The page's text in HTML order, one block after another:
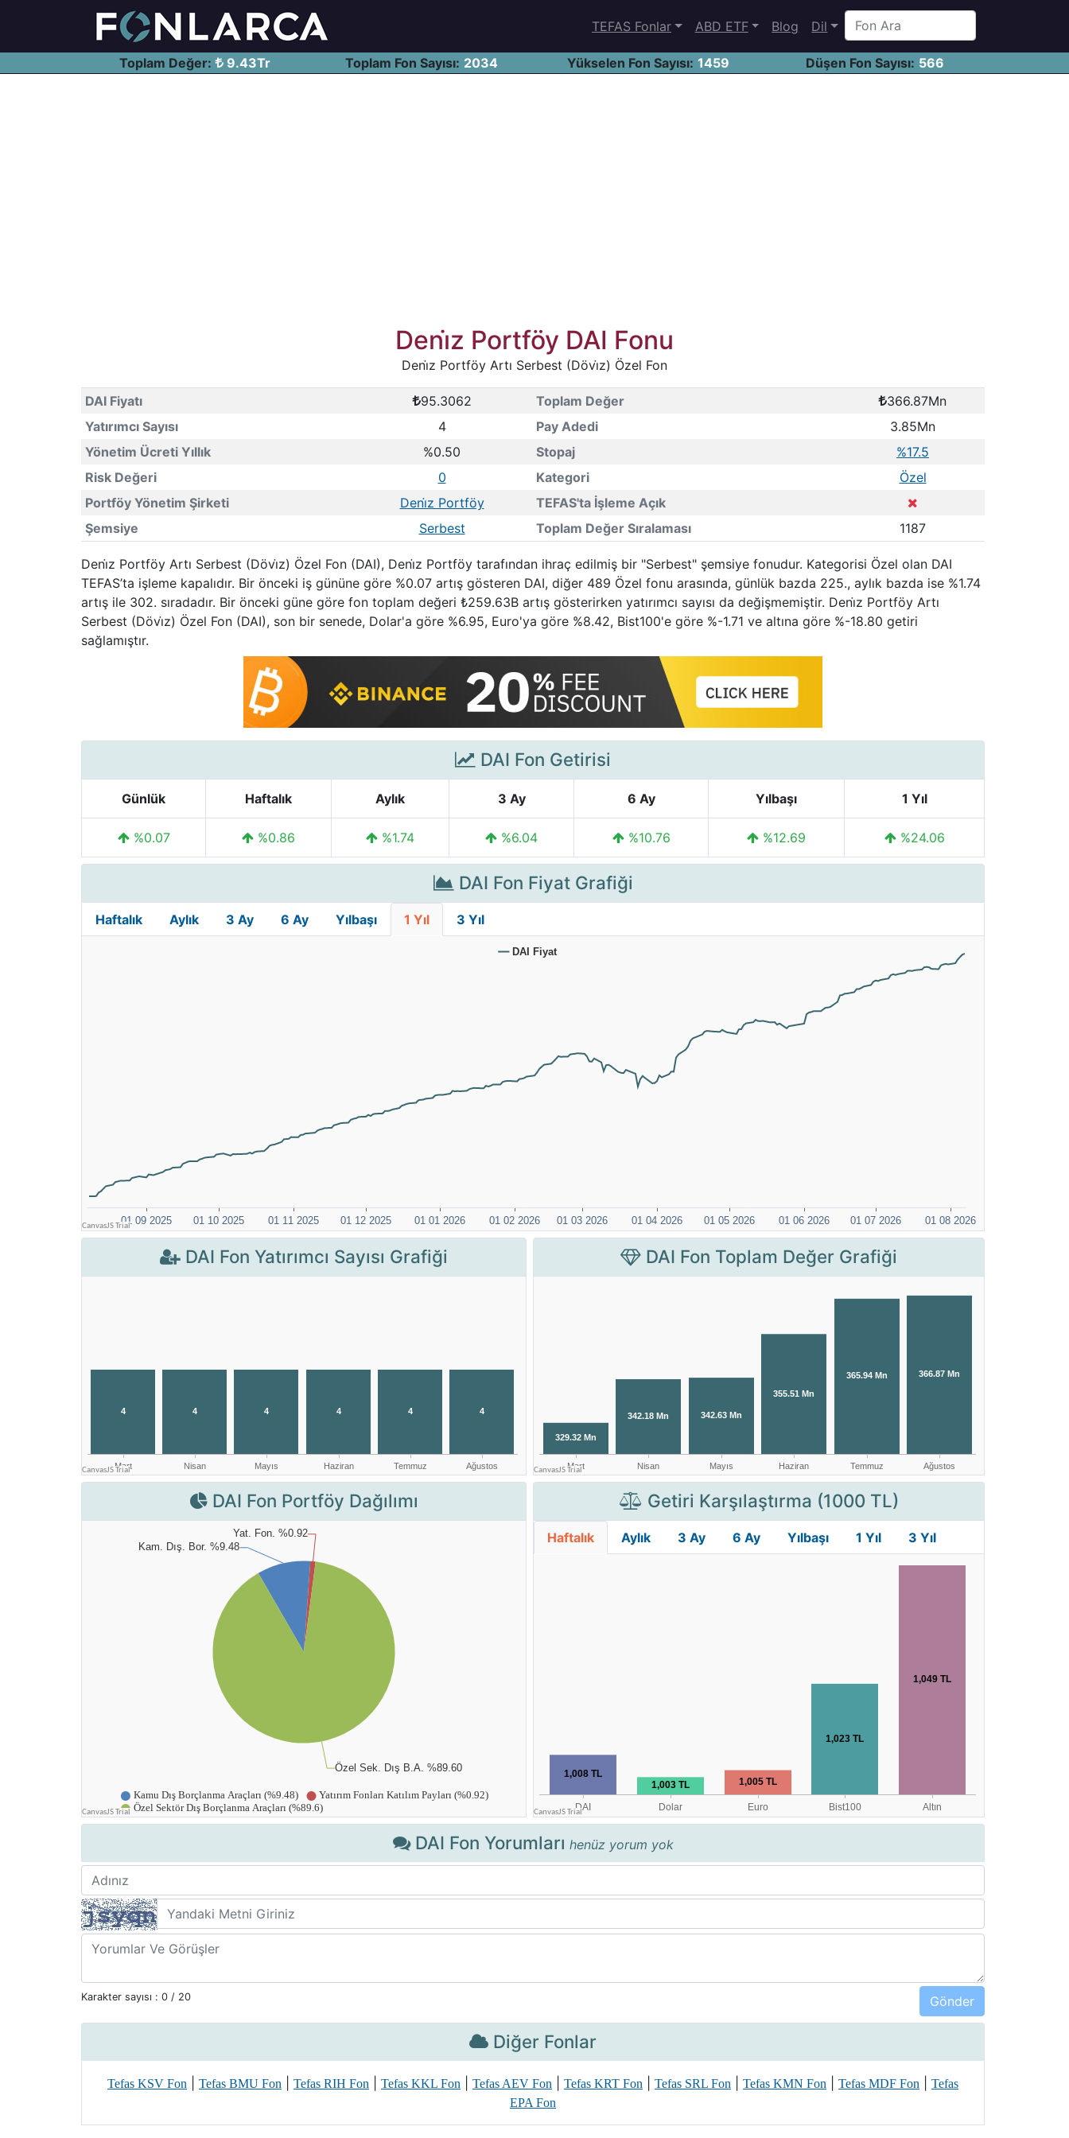
TEFAS Fonlar ABD ETF Blog Dil
Toplam Değer: 9.43Tr Toplam Fon Sayısı: 2034 Yükselen Fon Sayısı: 1459 Düşen Fon Sayısı: 566
Deni̇z Portföy DAI Fonu
Deni̇z Portföy Artı Serbest (Dövi̇z) Özel Fon
DAI Fiyatı 95.3062 Toplam Değer
366.87Mn
Yatırımcı Sayısı
4 Pay Adedi
3.85Mn
Yönetim Ücreti Yıllık
%0.50 Stopaj
%17.5
Risk Değeri
0 Kategori
Özel
Portföy Yönetim Şirketi
Deni̇z Portföy
TEFAS'ta İşleme Açık
Şemsiye
Serbest Toplam Değer Sıralaması 1187
Deni̇z Portföy Artı Serbest (Dövi̇z) Özel Fon (DAI), Deni̇z Portföy tarafından ihraç edilmiş bir "Serbest" şemsiye fonudur. Kategorisi Özel olan DAI
TEFAS’ta işleme kapalıdır. Bir önceki iş gününe göre %0.07 artış gösteren DAI, diğer 489 Özel fonu arasında, günlük bazda 225., aylık bazda ise %1.74
artış ile 302. sıradadır. Bir önceki güne göre fon toplam değeri ₺259.63B artış gösterirken yatırımcı sayısı da değişmemiştir. Deni̇z Portföy Artı
Serbest (Dövi̇z) Özel Fon (DAI), son bir senede, Dolar'a göre %6.95, Euro'ya göre %8.42, Bist100'e göre %-1.71 ve altına göre %-18.80 getiri
sağlamıştır.
DAI Fon Getirisi
Günlük Haftalık Aylık 3 Ay 6 Ay Yılbaşı 1 Yıl
%0.07 %0.86 %1.74 %6.04 %10.76 %12.69 %24.06
DAI Fon Fiyat Grafiği
Haftalık Aylık 3 Ay 6 Ay Yılbaşı 1 Yıl 3 Yıl
DAI Fon Yatırımcı Sayısı Grafiği DAI Fon Toplam Değer Grafiği
DAI Fon Portföy Dağılımı Getiri Karşılaştırma (1000 TL)
Haftalık Aylık 3 Ay 6 Ay Yılbaşı 1 Yıl 3 Yıl
DAI Fon Yorumları henüz yorum yok
Karakter sayısı : 0 / 20
Diğer Fonlar
Tefas KSV Fon Tefas BMU Fon Tefas RIH Fon Tefas KKL Fon Tefas AEV Fon Tefas KRT Fon Tefas SRL Fon Tefas KMN Fon Tefas MDF Fon
Tefas
EPA Fon